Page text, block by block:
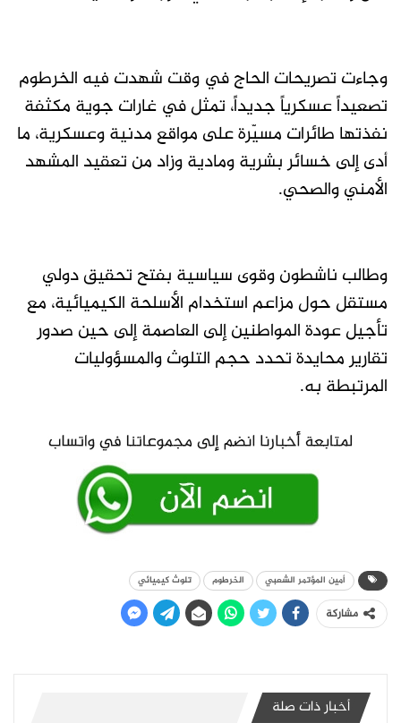
وجاءت تصريحات الحاج في وقت شهدت فيه الخرطوم
تصعيداً عسكرياً جديداً، تمثل في غارات جوية مكثفة
نفذتها طائرات مسيّرة على مواقع مدنية وعسكرية، ما
أدى إلى خسائر بشرية ومادية وزاد من تعقيد المشهد
الأمني والصحي.
وطالب ناشطون وقوى سياسية بفتح تحقيق دولي
مستقل حول مزاعم استخدام الأسلحة الكيميائية، مع
تأجيل عودة المواطنين إلى العاصمة إلى حين صدور
تقارير محايدة تحدد حجم التلوث والمسؤوليات
المرتبطة به.
أمين المؤتمر الشعبي الخرطوم تلوث كيميائي
مشاركة
أخبار ذات صلة